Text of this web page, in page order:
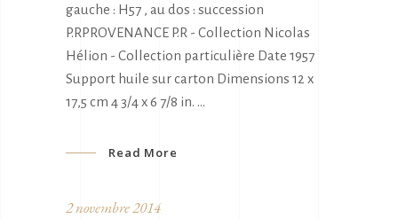
gauche : H57 , au dos : succession
P.RPROVENANCE P.R - Collection Nicolas
Hélion - Collection particulière Date 1957
Support huile sur carton Dimensions 12 x
17,5 cm 4 3/4 x 6 7/8 in.
Read More
2 novembre 2014